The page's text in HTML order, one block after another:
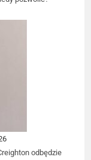
odbędzie